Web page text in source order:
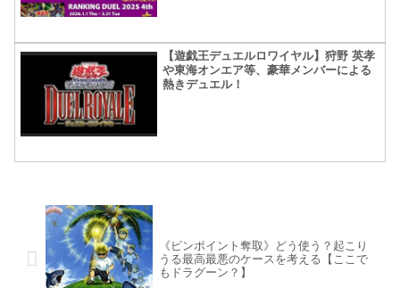
【遊戯王デュエルロワイヤル】狩野 英孝
や東海オンエア等、豪華メンバーによる
熱きデュエル！
《ピンポイント奪取》どう使う？起こり
うる最高最悪のケースを考える【ここで
もドラグーン？】